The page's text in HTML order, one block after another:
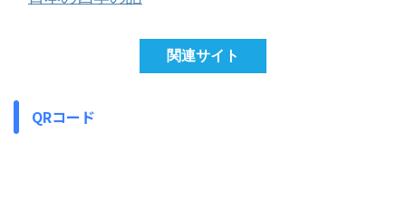
関連サイト
QRコード